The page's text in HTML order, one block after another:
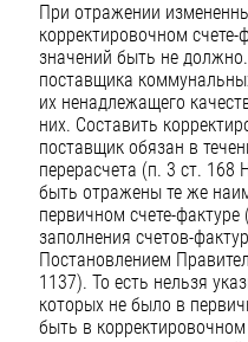
При отражении
корректировочном
значений быть не
поставщика
их ненадлежащего
них. Составить
поставщик обязан в
перерасчета (п. 3 ст.
быть отражены те же
первичном счете-
заполнения счетов-
Постановлением
1137). То есть нельзя
которых не было в
быть в